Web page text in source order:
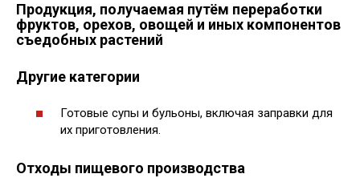
Продукция, получаемая путём переработки
фруктов, орехов, овощей и иных компонентов
съедобных растений
Другие категории
Готовые супы и бульоны, включая заправки для
их приготовления.
Отходы пищевого производства